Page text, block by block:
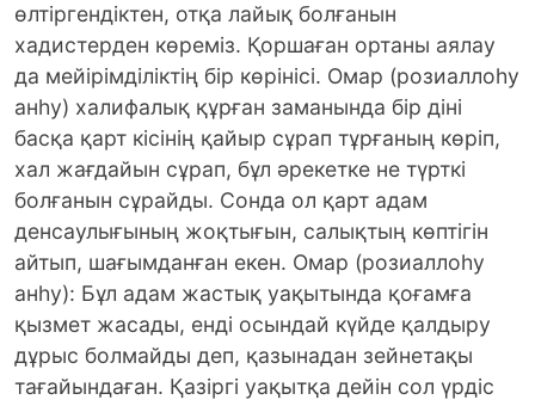
өлтіргендіктен, отқа лайық болғанын
хадистерден көреміз. Қоршаған ортаны аялау
да мейірімділіктің бір көрінісі. Омар (розиаллоһу
анһу) халифалық құрған заманында бір діні
басқа қарт кісінің қайыр сұрап тұрғаның көріп,
хал жағдайын сұрап, бұл әрекетке не түрткі
болғанын сұрайды. Сонда ол қарт адам
денсаулығының жоқтығын, салықтың көптігін
айтып, шағымданған екен. Омар (розиаллоһу
анһу): Бұл адам жастық уақытында қоғамға
қызмет жасады, енді осындай күйде қалдыру
дұрыс болмайды деп, қазынадан зейнетақы
тағайындаған. Қазіргі уақытқа дейін сол үрдіс